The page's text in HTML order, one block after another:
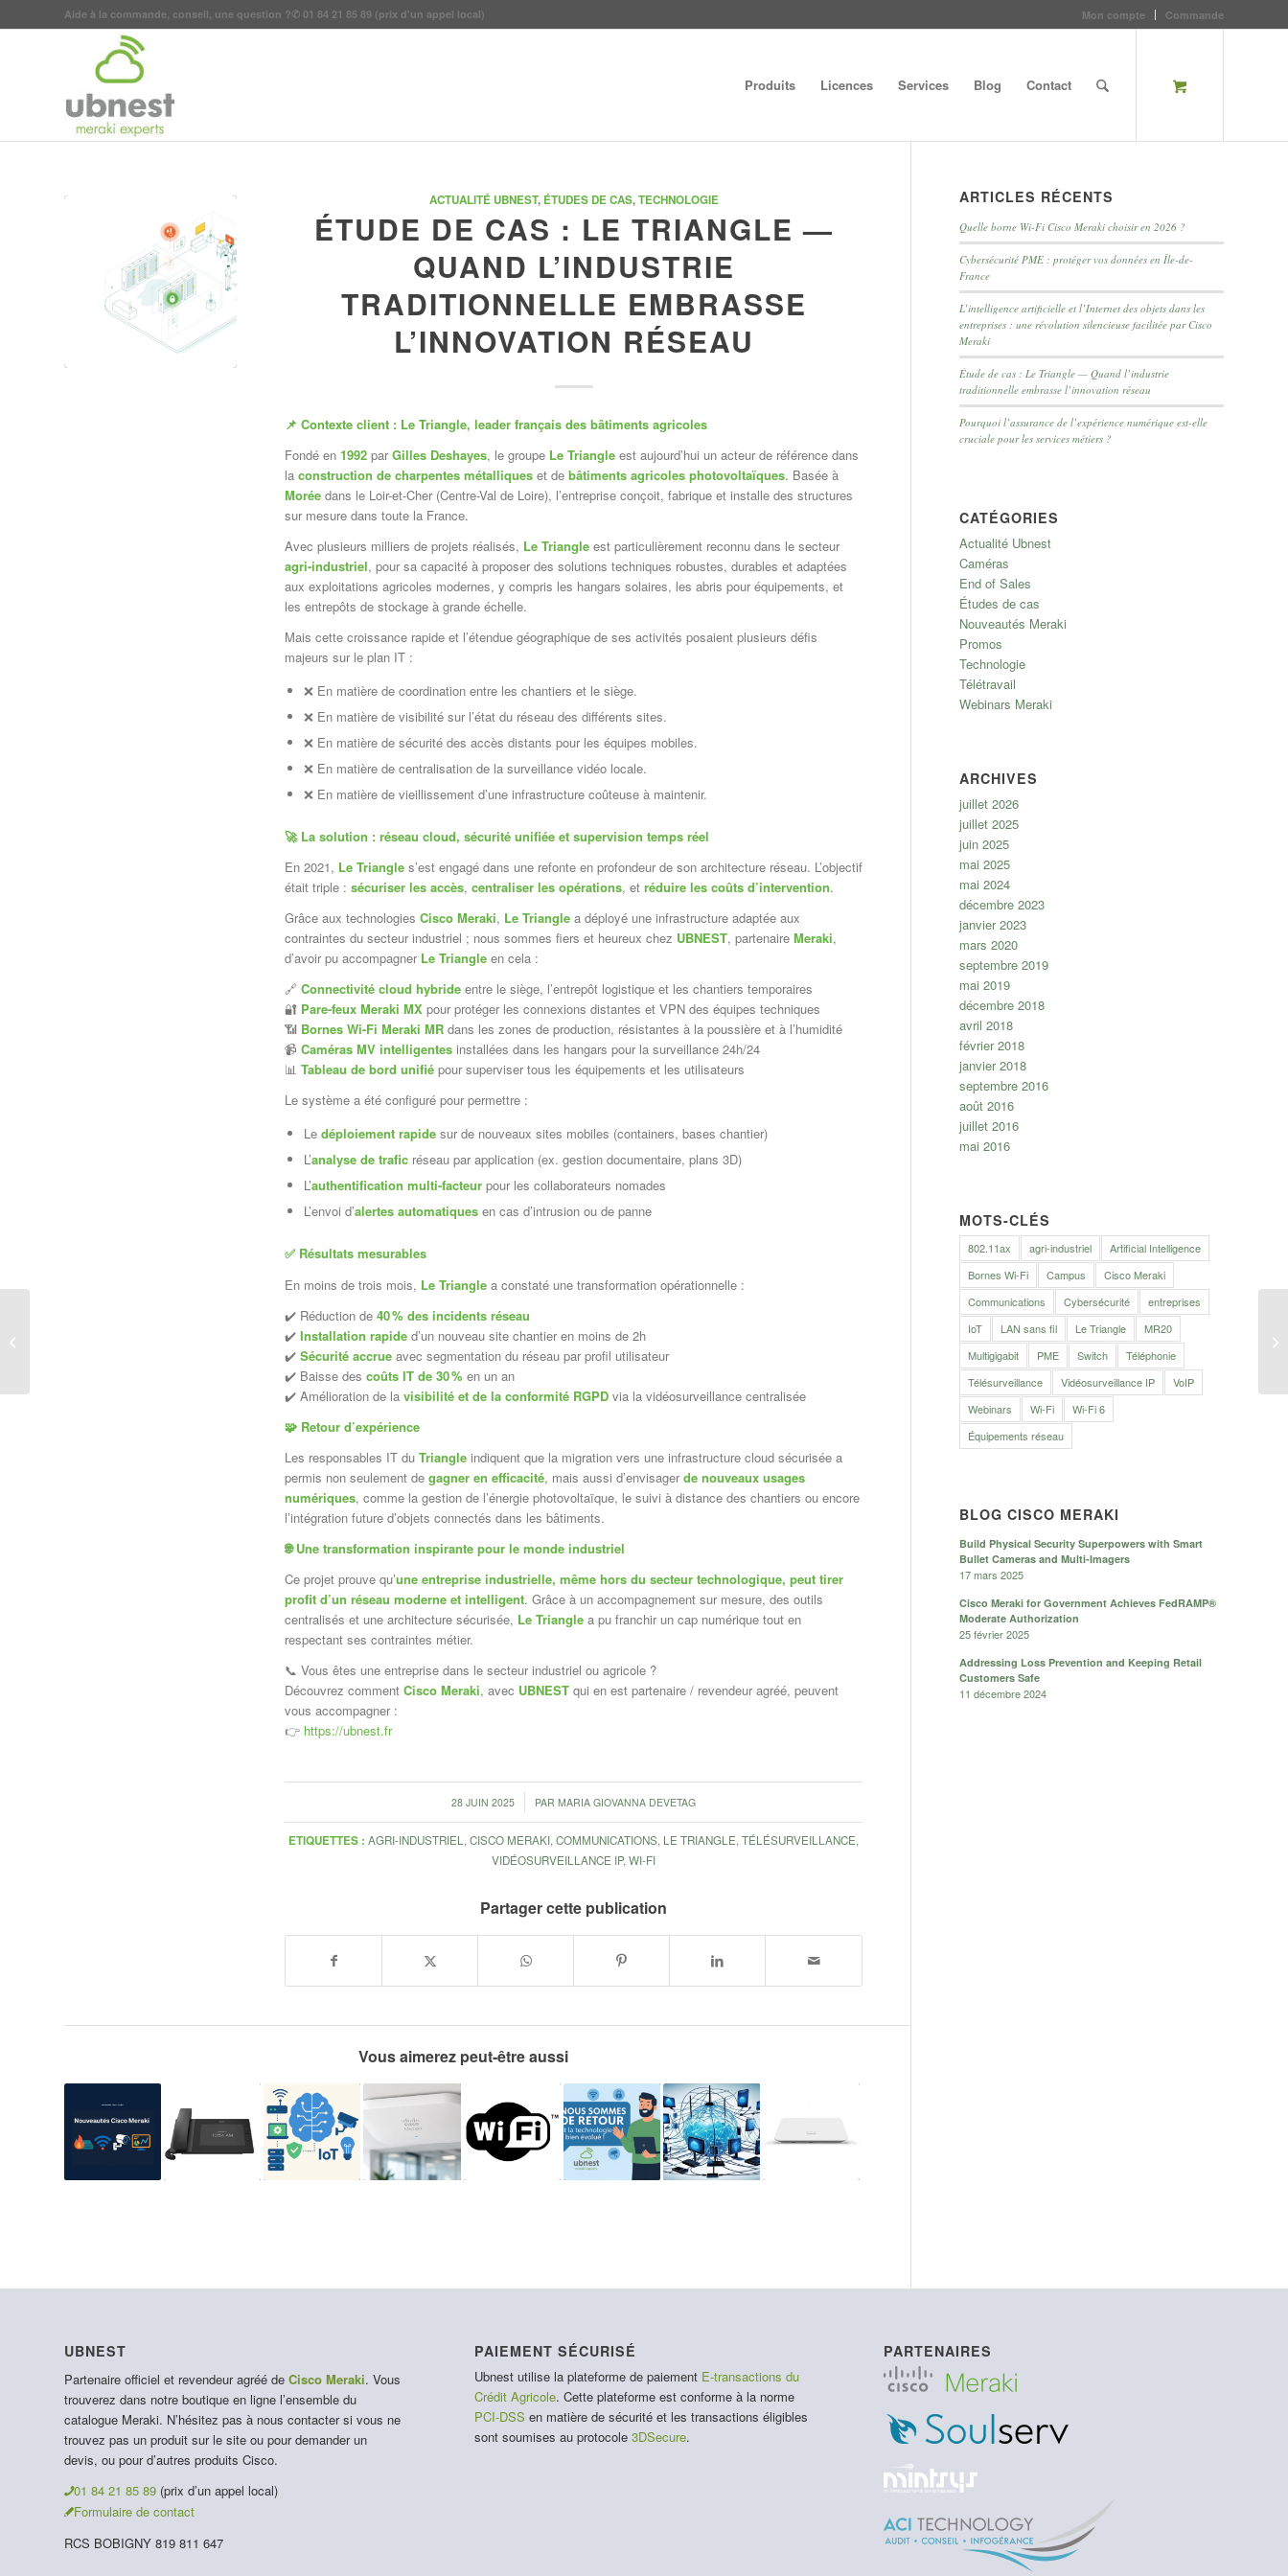
Mon compte Commande
Aide à la commande, conseil, une question ?✆ 01 84 21 85 89 (prix d'un appel local)
Produits Licences Services Blog Contact
ACTUALITÉ UBNEST, ÉTUDES DE CAS,TECHNOLOGIE
ÉTUDE DE CAS : LE TRIANGLE —
QUAND L’INDUSTRIE
TRADITIONNELLE EMBRASSE
L’INNOVATION RÉSEAU
📌 Contexte client : Le Triangle, leader français des bâtiments agricoles
Fondé en 1992 par Gilles Deshayes, le groupe Le Triangle est aujourd’hui un acteur de référence dans
la construction de charpentes métalliques et de bâtiments agricoles photovoltaïques. Basée à
Morée dans le Loir-et-Cher (Centre-Val de Loire), l’entreprise conçoit, fabrique et installe des structures
sur mesure dans toute la France.
Avec plusieurs milliers de projets réalisés, Le Triangle est particulièrement reconnu dans le secteur
agri-industriel, pour sa capacité à proposer des solutions techniques robustes, durables et adaptées
aux exploitations agricoles modernes, y compris les hangars solaires, les abris pour équipements, et
les entrepôts de stockage à grande échelle.
Mais cette croissance rapide et l’étendue géographique de ses activités posaient plusieurs défis
majeurs sur le plan IT :
❌ En matière de coordination entre les chantiers et le siège.
❌ En matière de visibilité sur l’état du réseau des différents sites.
❌ En matière de sécurité des accès distants pour les équipes mobiles.
❌ En matière de centralisation de la surveillance vidéo locale.
❌ En matière de vieillissement d’une infrastructure coûteuse à maintenir.
🚀La solution : réseau cloud, sécurité unifiée et supervision temps réel
En 2021, Le Triangle s’est engagé dans une refonte en profondeur de son architecture réseau. L’objectif
était triple : sécuriser les accès, centraliser les opérations, et réduire les coûts d’intervention.
Grâce aux technologies Cisco Meraki, Le Triangle a déployé une infrastructure adaptée aux
contraintes du secteur industriel ; nous sommes fiers et heureux chez UBNEST, partenaire Meraki,
d’avoir pu accompagner Le Triangle en cela :
🔗 Connectivité cloud hybride entre le siège, l’entrepôt logistique et les chantiers temporaires
🔐 Pare-feux Meraki MX pour protéger les connexions distantes et VPN des équipes techniques
📶 Bornes Wi-Fi Meraki MR dans les zones de production, résistantes à la poussière et à l’humidité
📹 Caméras MV intelligentes installées dans les hangars pour la surveillance 24h/24
📊 Tableau de bord unifié pour superviser tous les équipements et les utilisateurs
Le système a été configuré pour permettre :
Le déploiement rapide sur de nouveaux sites mobiles (containers, bases chantier)
L’analyse de trafic réseau par application (ex. gestion documentaire, plans 3D)
L’authentification multi-facteur pour les collaborateurs nomades
L’envoi d’alertes automatiques en cas d’intrusion ou de panne
✅ Résultats mesurables
En moins de trois mois, Le Triangle a constaté une transformation opérationnelle :
✔️ Réduction de 40% des incidents réseau
✔️ Installation rapide d’un nouveau site chantier en moins de 2h
✔️ Sécurité accrue avec segmentation du réseau par profil utilisateur
✔️ Baisse des coûts IT de 30% en un an
✔️ Amélioration de la visibilité et de la conformité RGPD via la vidéosurveillance centralisée
🧩 Retour d’expérience
Les responsables IT du Triangle indiquent que la migration vers une infrastructure cloud sécurisée a
permis non seulement de gagner en efficacité, mais aussi d’envisager de nouveaux usages
numériques, comme la gestion de l’énergie photovoltaïque, le suivi à distance des chantiers ou encore
l’intégration future d’objets connectés dans les bâtiments.
🌐Une transformation inspirante pour le monde industriel
Ce projet prouve qu’une entreprise industrielle, même hors du secteur technologique, peut tirer
profit d’un réseau moderne et intelligent. Grâce à un accompagnement sur mesure, des outils
centralisés et une architecture sécurisée, Le Triangle a pu franchir un cap numérique tout en
respectant ses contraintes métier.
📞 Vous êtes une entreprise dans le secteur industriel ou agricole ?
Découvrez comment Cisco Meraki, avec UBNEST qui en est partenaire / revendeur agréé, peuvent
vous accompagner :
👉 https://ubnest.fr
28 JUIN 2025
/ PARMARIA GIOVANNA DEVETAG
ETIQUETTES : AGRI-INDUSTRIEL ,CISCO MERAKI,COMMUNICATIONS, LE TRIANGLE,TÉLÉSURVEILLANCE,
VIDÉOSURVEILLANCE IP,WI-FI
Partager cette publication
Vous aimerez peut-être aussi
ARTICLES RÉCENTS
Quelle borne Wi-Fi Cisco Meraki choisir en 2026 ?
Cybersécurité PME : protéger vos données en Île-de-
France
L’intelligence artificielle et l’Internet des objets dans les
entreprises : une révolution silencieuse facilitée par Cisco
Meraki
Étude de cas : Le Triangle — Quand l’industrie
traditionnelle embrasse l’innovation réseau
Pourquoi l’assurance de l’expérience numérique est-elle
cruciale pour les services métiers ?
CATÉGORIES
Actualité Ubnest
Caméras
End of Sales
Études de cas
Nouveautés Meraki
Promos
Technologie
Télétravail
Webinars Meraki
ARCHIVES
juillet 2026
juillet 2025
juin 2025
mai 2025
mai 2024
décembre 2023
janvier 2023
mars 2020
septembre 2019
mai 2019
décembre 2018
avril 2018
février 2018
janvier 2018
septembre 2016
août 2016
juillet 2016
mai 2016
MOTS-CLÉS
802.11ax agri-industriel
Artificial Intelligence
Bornes Wi-Fi
Campus
Cisco Meraki
Communications
Cybersécurité
entreprises
IoT
LAN sans fil Le Triangle
MR20
Multigigabit
PME Switch
Téléphonie
Télésurveillance
Vidéosurveillance IP
VoIP
Webinars
Wi-Fi
Wi-Fi 6
Équipements réseau
BLOG CISCO MERAKI
Build Physical Security Superpowers with Smart
Bullet Cameras and Multi-Imagers
17 mars 2025
Cisco Meraki for Government Achieves FedRAMP®
Moderate Authorization
25 février 2025
Addressing Loss Prevention and Keeping Retail
Customers Safe
11 décembre 2024
UBNEST
Partenaire officiel et revendeur agréé de Cisco Meraki. Vous
trouverez dans notre boutique en ligne l’ensemble du
catalogue Meraki. N’hésitez pas à nous contacter si vous ne
trouvez pas un produit sur le site ou pour demander un
devis, ou pour d’autres produits Cisco.
01 84 21 85 89 (prix d’un appel local)
Formulaire de contact
RCS BOBIGNY 819 811 647
PAIEMENT SÉCURISÉ
Ubnest utilise la plateforme de paiement E-transactions du
Crédit Agricole. Cette plateforme est conforme à la norme
PCI-DSS en matière de sécurité et les transactions éligibles
sont soumises au protocole 3DSecure.
PARTENAIRES